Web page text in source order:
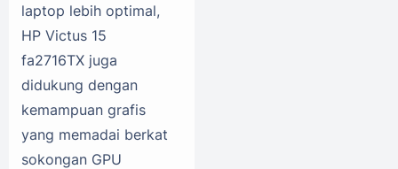
laptop lebih optimal,
HP Victus 15
fa2716TX juga
didukung dengan
kemampuan grafis
yang memadai berkat
sokongan GPU